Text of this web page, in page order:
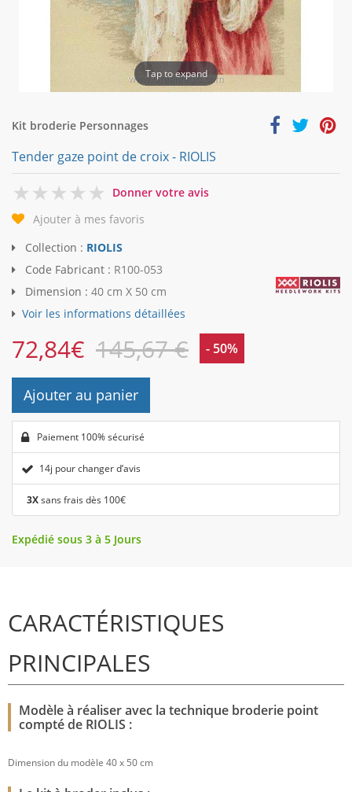
Tap to expand
Kit broderie Personnages
Tender gaze point de croix - RIOLIS
0
Donner votre avis
Ajouter à mes favoris
Collection : RIOLIS
Code Fabricant : R100-053
Dimension : 40 cm X 50 cm
Voir les informations détaillées
72,84€ 145,67 € - 50%
Ajouter au panier
Paiement 100% sécurisé
14j pour changer d’avis
3Xsans frais dès 100€
Expédié sous 3 à 5 Jours
CARACTÉRISTIQUES
PRINCIPALES
Modèle à réaliser avec la technique broderie point
compté de RIOLIS :
Dimension du modèle 40 x 50 cm